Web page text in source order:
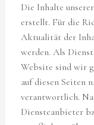
Die Inhalte
erstellt. Für die
Aktualität der
werden. Als
Website sind wir
auf diesen Seiten
verantwortlich.
Diensteanbieter